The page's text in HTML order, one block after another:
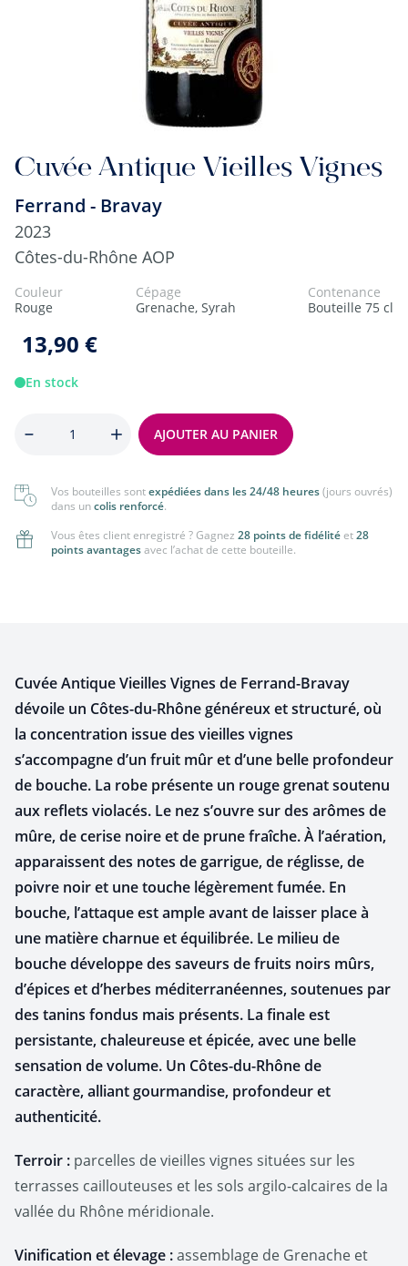
Cuvée Antique Vieilles Vignes
Ferrand - Bravay
2023
Côtes-du-Rhône AOP
Couleur
Rouge
Cépage
Grenache, Syrah
Contenance
Bouteille 75 cl
13,90 €
En stock
AJOUTER AU PANIER
Vos bouteilles sontexpédiées dans les 24/48 heures(jours ouvrés)
dans uncolis renforcé.
Vous êtes client enregistré ? Gagnez 28 points de fidélité et28
points avantagesavec l’achat de cette bouteille.
Cuvée Antique Vieilles Vignes de Ferrand-Bravay
dévoile un Côtes-du-Rhône généreux et structuré, où
la concentration issue des vieilles vignes
s’accompagne d’un fruit mûr et d’une belle profondeur
de bouche. La robe présente un rouge grenat soutenu
aux reflets violacés. Le nez s’ouvre sur des arômes de
mûre, de cerise noire et de prune fraîche. À l’aération,
apparaissent des notes de garrigue, de réglisse, de
poivre noir et une touche légèrement fumée. En
bouche, l’attaque est ample avant de laisser place à
une matière charnue et équilibrée. Le milieu de
bouche développe des saveurs de fruits noirs mûrs,
d’épices et d’herbes méditerranéennes, soutenues par
des tanins fondus mais présents. La finale est
persistante, chaleureuse et épicée, avec une belle
sensation de volume. Un Côtes-du-Rhône de
caractère, alliant gourmandise, profondeur et
authenticité.
Terroir : parcelles de vieilles vignes situées sur les
terrasses caillouteuses et les sols argilo-calcaires de la
vallée du Rhône méridionale.
Vinification et élevage :assemblage de Grenache et